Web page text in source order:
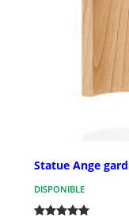
Statue Ange
DISPONIBLE